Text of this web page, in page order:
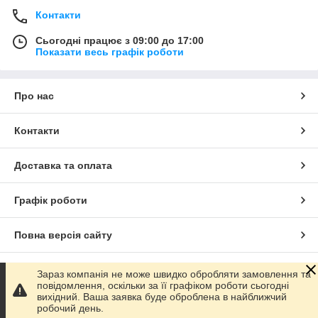
Контакти
Сьогодні працює з 09:00 до 17:00
Показати весь графік роботи
Про нас
Контакти
Доставка та оплата
Графік роботи
Повна версія сайту
Сайт створено на маркетплейсіProm.ua
Політика конфіденційності
Зараз компанія не може швидко обробляти замовлення та
повідомлення, оскільки за її графіком роботи сьогодні
вихідний. Ваша заявка буде оброблена в найближчий
робочий день.